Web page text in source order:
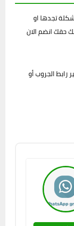
تجدها او
حقك انضم الان
الجروب أو